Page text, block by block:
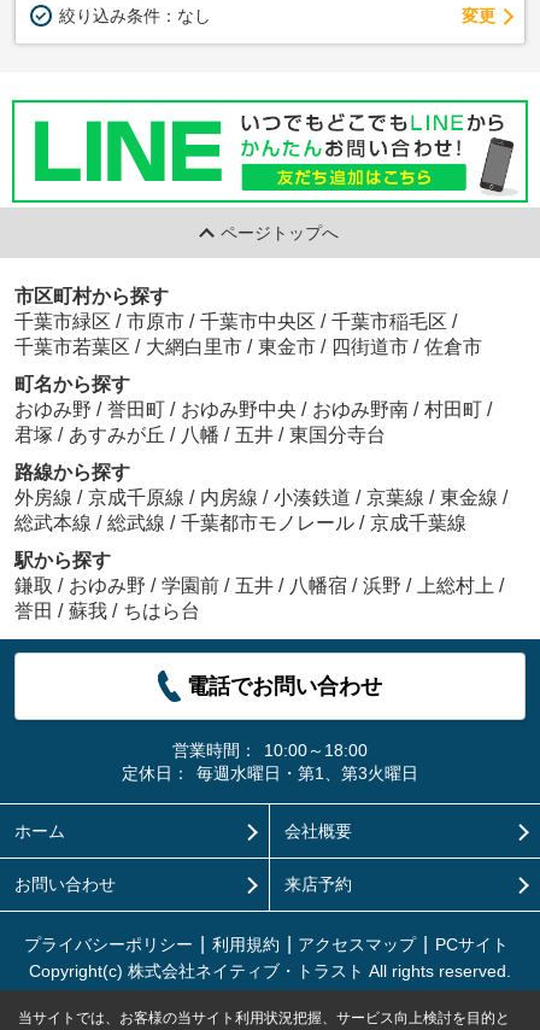
絞り込み条件： なし 変更
ページトップへ
市区町村から探す
千葉市緑区 / 市原市 / 千葉市中央区 / 千葉市稲毛区 /
千葉市若葉区 / 大網白里市 / 東金市 / 四街道市 / 佐倉市
町名から探す
おゆみ野 / 誉田町 / おゆみ野中央 / おゆみ野南 / 村田町 /
君塚 / あすみが丘 / 八幡 / 五井 / 東国分寺台
路線から探す
外房線 / 京成千原線 / 内房線 / 小湊鉄道 / 京葉線 / 東金線 /
総武本線 / 総武線 / 千葉都市モノレール / 京成千葉線
駅から探す
鎌取 / おゆみ野 / 学園前 / 五井 / 八幡宿 / 浜野 / 上総村上 /
誉田 / 蘇我 / ちはら台
電話でお問い合わせ
営業時間：
10:00～18:00
定休日：
毎週水曜日・第1、第3火曜日
ホーム 会社概要
お問い合わせ 来店予約
プライバシーポリシー 利用規約 アクセスマップ
PCサイト
Copyright(c) 株式会社ネイティブ・トラスト All rights reserved.
当サイトでは、お客様の当サイト利用状況把握、サービス向上検討を目的と